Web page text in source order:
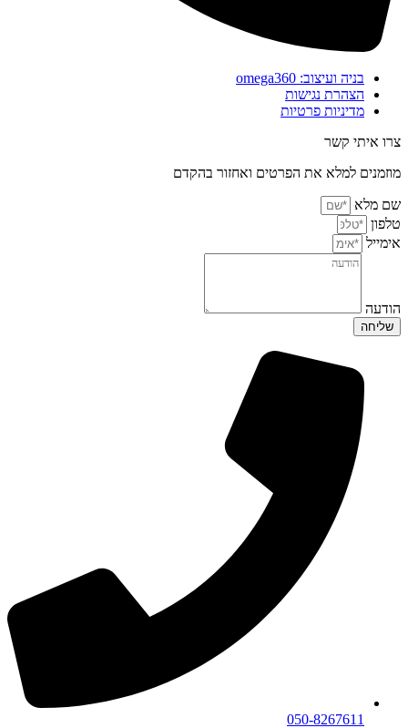
בניה ועיצוב: omega360
הצהרת נגישות
מדיניות פרטיות
צרו איתי קשר
מוזמנים למלא את הפרטים ואחזור בהקדם
שם מלא
טלפון
אימייל
הודעה
שליחה
050-8267611